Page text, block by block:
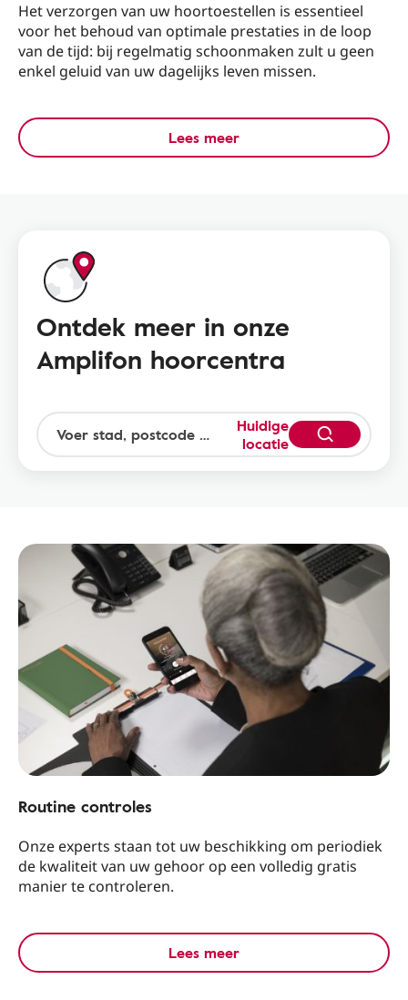
Het verzorgen van uw hoortoestellen is essentieel
voor het behoud van optimale prestaties in de loop
van de tijd: bij regelmatig schoonmaken zult u geen
enkel geluid van uw dagelijks leven missen.
Lees meer
Ontdek meer in onze
Amplifon hoorcentra
Huidige
locatie
Routine controles
Onze experts staan tot uw beschikking om periodiek
de kwaliteit van uw gehoor op een volledig gratis
manier te controleren.
Lees meer